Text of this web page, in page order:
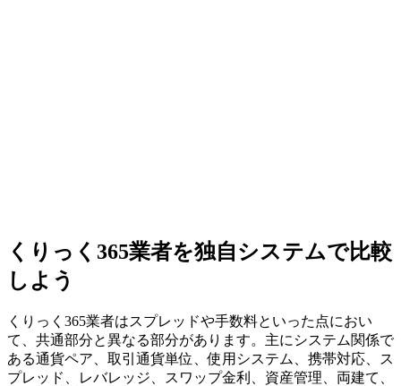
くりっく365業者を独自システムで比較
しよう
くりっく365業者はスプレッドや手数料といった点におい
て、 共通部分と異なる部分があります。主にシステム関係で
ある通貨ペア、取引通貨単位、使用システム、携帯対応、ス
プレッド、レバレッジ、スワップ金利、資産管理、両建て、